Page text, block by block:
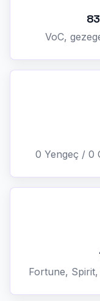
VoC,
0 Yengeç / 0
Fortune,